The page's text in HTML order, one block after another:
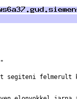
segiteni felmerult